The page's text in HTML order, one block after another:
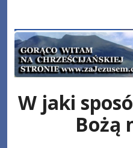
content
W jaki
Bożą